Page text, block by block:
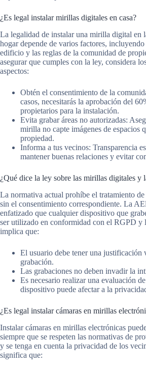
¿Es legal instalar mirillas digitales en casa?
La legalidad de instalar una mirilla digital en
hogar depende de varios factores,
edificio y las reglas de la comunidad de
asegurar que cumples con la ley, considera
aspectos:
Obtén el consentimiento de la
casos, necesitarás la aprobación del
propietarios para la instalación.
Evita grabar áreas no autorizadas:
mirilla no capte imágenes de espacios
propiedad.
Informa a tus vecinos: Transparencia
mantener buenas relaciones y evitar
¿Qué dice la ley sobre las mirillas digitales y
La normativa actual prohíbe el tratamiento de
sin el consentimiento correspondiente. La
enfatizado que cualquier dispositivo que
ser utilizado en conformidad con el RGPD y
implica que:
El usuario debe tener una justificación
grabación.
Las grabaciones no deben invadir la
Es necesario realizar una evaluación
dispositivo puede afectar a la
¿Es legal instalar cámaras en mirillas
Instalar cámaras en mirillas electrónicas
siempre que se respeten las normativas de
y se tenga en cuenta la privacidad de los
significa que: